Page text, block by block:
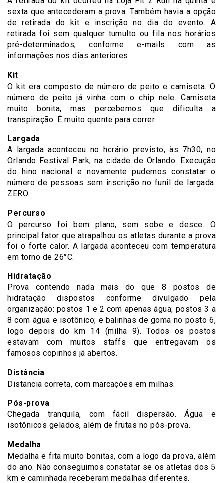
sexta que antecederam a prova. Também havia a opção
de retirada do kit e inscrição no dia do evento. A
retirada foi sem qualquer tumulto ou fila nos horários
pré-determinados, conforme e-mails com as
informações nos dias anteriores.
Kit
O kit era composto de número de peito e camiseta. O
número de peito já vinha com o chip nele. Camiseta
muito bonita, mas percebemos que dificulta a
transpiração. É muito quente para correr.
Largada
A largada aconteceu no horário previsto, às 7h30, no
Orlando Festival Park, na cidade de Orlando. Execução
do hino nacional e novamente pudemos constatar o
número de pessoas sem inscrição no funil de largada:
ZERO.
Percurso
O percurso foi bem plano, sem sobe e desce. O
principal fator que atrapalhou os atletas durante a prova
foi o forte calor. A largada aconteceu com temperatura
em torno de 26°C.
Hidratação
Prova contendo nada mais do que 8 postos de
hidratação dispostos conforme divulgado pela
organização: postos 1 e 2 com apenas água; postos 3 a
8 com água e isotônico; ebalinhas de goma no posto 6,
logo depois do km 14 (milha 9). Todos os postos
estavam com muitos staffs que entregavam os
famosos copinhos já abertos.
Distância
Distancia correta, com marcações em milhas.
Pós-prova
Chegada tranquila, com fácil dispersão. Água e
isotônicos gelados, além de frutas no pós-prova.
Medalha
Medalha e fita muito bonitas, com a logo da prova, além
do ano. Não conseguimos constatar se os atletas dos 5
km e caminhada receberam medalhas diferentes.